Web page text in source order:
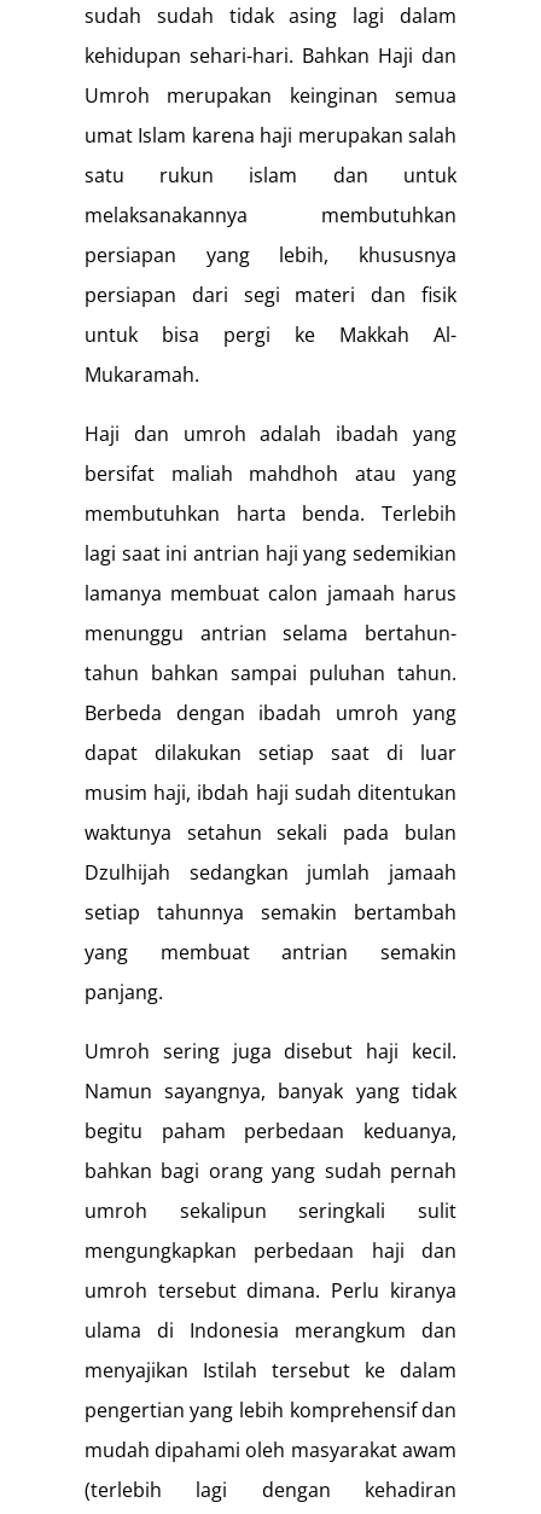
sudah sudah tidak asing lagi dalam
kehidupan sehari-hari. Bahkan Haji dan
Umroh merupakan keinginan semua
umat Islam karena haji merupakan salah
satu rukun islam dan untuk
melaksanakannya membutuhkan
persiapan yang lebih, khususnya
persiapan dari segi materi dan fisik
untuk bisa pergi ke Makkah Al-
Mukaramah.
Haji dan umroh adalah ibadah yang
bersifat maliah mahdhoh atau yang
membutuhkan harta benda. Terlebih
lagi saat ini antrian haji yang sedemikian
lamanya membuat calon jamaah harus
menunggu antrian selama bertahun-
tahun bahkan sampai puluhan tahun.
Berbeda dengan ibadah umroh yang
dapat dilakukan setiap saat di luar
musim haji, ibdah haji sudah ditentukan
waktunya setahun sekali pada bulan
Dzulhijah sedangkan jumlah jamaah
setiap tahunnya semakin bertambah
yang membuat antrian semakin
panjang.
Umroh sering juga disebut haji kecil.
Namun sayangnya, banyak yang tidak
begitu paham perbedaan keduanya,
bahkan bagi orang yang sudah pernah
umroh sekalipun seringkali sulit
mengungkapkan perbedaan haji dan
umroh tersebut dimana. Perlu kiranya
ulama di Indonesia merangkum dan
menyajikan Istilah tersebut ke dalam
pengertian yang lebih komprehensif dan
mudah dipahami oleh masyarakat awam
(terlebih lagi dengan kehadiran